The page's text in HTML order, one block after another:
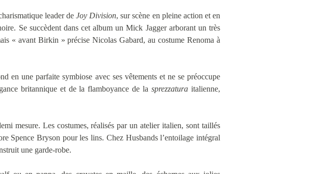
leader deJoy Division, sur scène en pleine action et en
Se succèdent dans cet album un Mick Jagger arborant un très
« avant Birkin » précise Nicolas Gabard, au costume Renoma à
en une parfaite symbiose avec ses vêtements et ne se préoccupe
britannique et de la flamboyance de lasprezzatura italienne,
mesure. Les costumes, réalisés par un atelier italien, sont taillés
Spence Bryson pour les lins. Chez Husbands l’entoilage intégral
une garde-robe.